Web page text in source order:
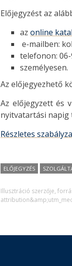
Előjegyzést az
az online
e-mailben:
telefonon:
személyesen.
Az előjegyezhető
Az előjegyzett és
nyitvatartási napig
Részletes
ELŐJEGYZÉS
Illusztráció szerzője,